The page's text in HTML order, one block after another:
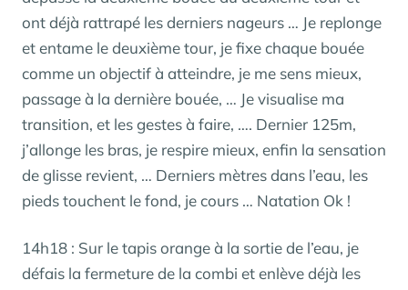
ont déjà rattrapé les derniers nageurs … Je replonge
et entame le deuxième tour, je fixe chaque bouée
comme un objectif à atteindre, je me sens mieux,
passage à la dernière bouée, … Je visualise ma
transition, et les gestes à faire, …. Dernier 125m,
j’allonge les bras, je respire mieux, enfin la sensation
de glisse revient, … Derniers mètres dans l’eau, les
pieds touchent le fond, je cours … Natation Ok !
14h18 : Sur le tapis orange à la sortie de l’eau, je
défais la fermeture de la combi et enlève déjà les